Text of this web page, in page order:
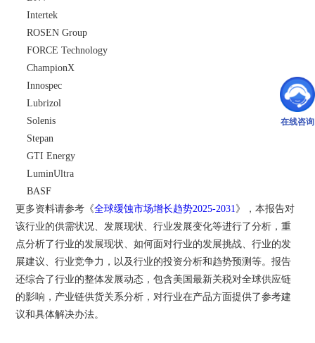
在线咨询
Intertek
ROSEN Group
FORCE Technology
ChampionX
Innospec
Lubrizol
Solenis
Stepan
GTI Energy
LuminUltra
BASF
更多资料请参考《全球缓蚀市场增长趋势2025-2031 》，本报告对
该行业的供需状况、发展现状、行业发展变化等进行了分析，重
点分析了行业的发展现状、如何面对行业的发展挑战、行业的发
展建议、行业竞争力，以及行业的投资分析和趋势预测等。报告
还综合了行业的整体发展动态，包含美国最新关税对全球供应链
的影响，产业链供货关系分析，对行业在产品方面提供了参考建
议和具体解决办法。